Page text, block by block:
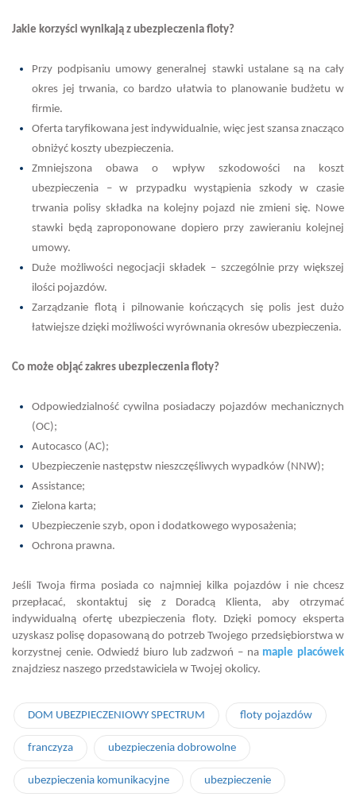
Jakie korzyści wynikają z ubezpieczenia floty?
Przy podpisaniu umowy generalnej stawki ustalane są na cały
okres jej trwania, co bardzo ułatwia to planowanie budżetu w
firmie.
Oferta taryfikowana jest indywidualnie, więc jest szansa znacząco
obniżyć koszty ubezpieczenia.
Zmniejszona obawa o wpływ szkodowości na koszt
ubezpieczenia – w przypadku wystąpienia szkody w czasie
trwania polisy składka na kolejny pojazd nie zmieni się. Nowe
stawki będą zaproponowane dopiero przy zawieraniu kolejnej
umowy.
Duże możliwości negocjacji składek – szczególnie przy większej
ilości pojazdów.
Zarządzanie flotą i pilnowanie kończących się polis jest dużo
łatwiejsze dzięki możliwości wyrównania okresów ubezpieczenia.
Co może objąć zakres ubezpieczenia floty?
Odpowiedzialność cywilna posiadaczy pojazdów mechanicznych
(OC);
Autocasco (AC);
Ubezpieczenie następstw nieszczęśliwych wypadków (NNW);
Assistance;
Zielona karta;
Ubezpieczenie szyb, opon i dodatkowego wyposażenia;
Ochrona prawna.
Jeśli Twoja firma posiada co najmniej kilka pojazdów i nie chcesz
przepłacać, skontaktuj się z Doradcą Klienta, aby otrzymać
indywidualną ofertę ubezpieczenia floty. Dzięki pomocy eksperta
uzyskasz polisę dopasowaną do potrzeb Twojego przedsiębiorstwa w
korzystnej cenie. Odwiedź biuro lub zadzwoń – na mapie placówek
znajdziesz naszego przedstawiciela w Twojej okolicy.
DOM UBEZPIECZENIOWY SPECTRUM floty pojazdów
franczyza ubezpieczenia dobrowolne
ubezpieczenia komunikacyjne ubezpieczenie